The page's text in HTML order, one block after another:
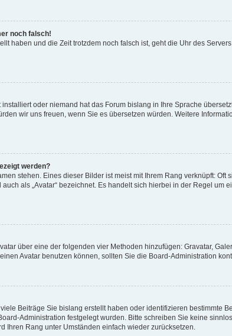
noch falsch!
haben und die Zeit trotzdem noch falsch ist, geht die Uhr des
oder niemand hat das Forum bislang in Ihre Sprache
wir uns freuen, wenn Sie es übersetzen würden. Weitere
werden?
stehen. Eines dieser Bilder ist meist mit Ihrem Rang verknüpft:
als „Avatar“ bezeichnet. Es handelt sich hierbei in der Regel
über eine der folgenden vier Methoden hinzufügen: Gravatar,
Avatar benutzen können, sollten Sie die Board-Administration
Beiträge Sie bislang erstellt haben oder identifizieren bestimmte
Administration festgelegt wurden. Bitte schreiben Sie keine
Ihren Rang unter Umständen einfach wieder zurücksetzen.